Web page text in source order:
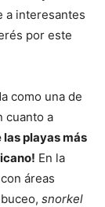
a interesantes
por este
como una de
cuanto a
las playas más
En la
áreas
snorkel